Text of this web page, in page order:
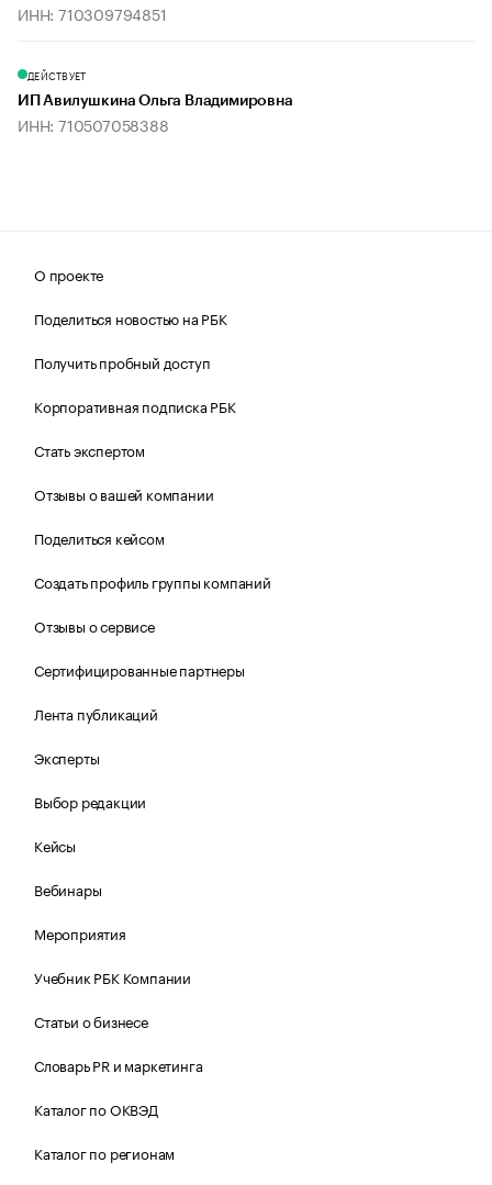
ИНН: 710309794851
ДЕЙСТВУЕТ
ИП Авилушкина Ольга Владимировна
ИНН: 710507058388
О проекте
Поделиться новостью на РБК
Получить пробный доступ
Корпоративная подписка РБК
Стать экспертом
Отзывы о вашей компании
Поделиться кейсом
Создать профиль группы компаний
Отзывы о сервисе
Сертифицированные партнеры
Лента публикаций
Эксперты
Выбор редакции
Кейсы
Вебинары
Мероприятия
Учебник РБК Компании
Статьи о бизнесе
Словарь PR и маркетинга
Каталог по ОКВЭД
Каталог по регионам